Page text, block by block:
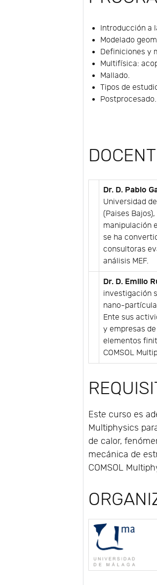
Introducción a
Modelado
Definiciones y
Multifísica:
Mallado.
Tipos de
Postprocesado.
Dr. D. Pablo
Universidad
(Paises
manipulación
se ha
consultoras
análisis MEF.
Dr. D. Emilio
investigación
nano-
Ente sus
y empresas
elementos
COMSOL
Este curso es
Multiphysics
de calor,
mecánica de
COMSOL